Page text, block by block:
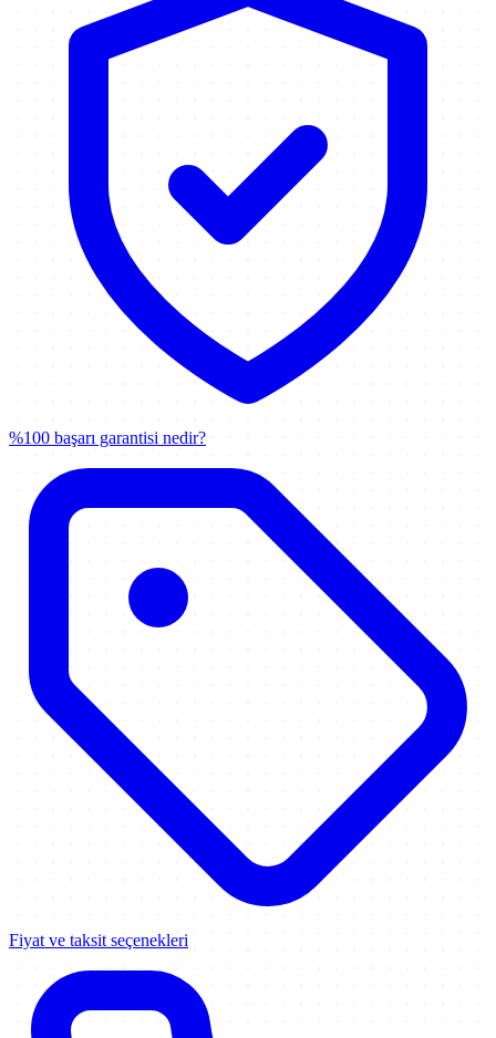
%100 başarı garantisi nedir?
Fiyat ve taksit seçenekleri